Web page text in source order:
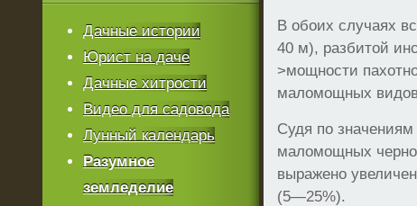
В обоих случаях
40 м), разбитой
>мощности
маломощных
Судя по значениям
маломощных
выражено
(5—25%).
Дачные истории
Юрист на даче
Дачные хитрости
Видео для садовода
Лунный календарь
Разумное
земледелие